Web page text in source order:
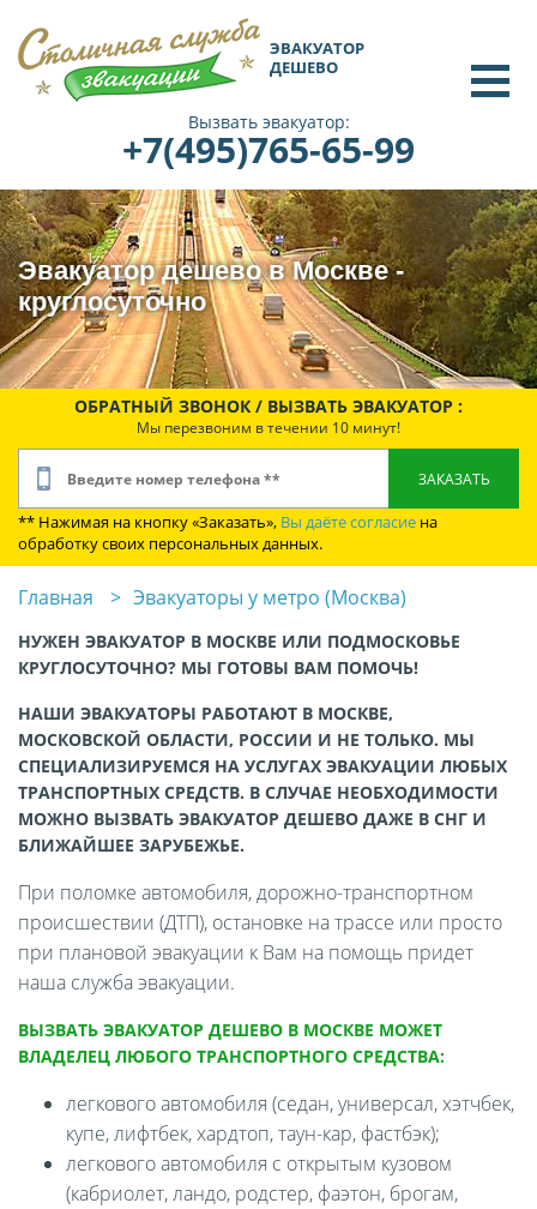
ЭВАКУАТОР
ДЕШЕВО
Вызвать эвакуатор:
+7(495)765-65-99
Эвакуатор дешево в Москве -
круглосуточно
ОБРАТНЫЙ ЗВОНОК / ВЫЗВАТЬ ЭВАКУАТОР :
Мы перезвоним в течении 10 минут!
** Нажимая на кнопку «Заказать», Вы даёте согласие на
обработку своих персональных данных.
Главная Эвакуаторы у метро (Москва)
НУЖЕН ЭВАКУАТОР В МОСКВЕ ИЛИ ПОДМОСКОВЬЕ
КРУГЛОСУТОЧНО? МЫ ГОТОВЫ ВАМ ПОМОЧЬ!
НАШИ ЭВАКУАТОРЫ РАБОТАЮТ В МОСКВЕ,
МОСКОВСКОЙ ОБЛАСТИ, РОССИИ И НЕ ТОЛЬКО. МЫ
СПЕЦИАЛИЗИРУЕМСЯ НА УСЛУГАХ ЭВАКУАЦИИ ЛЮБЫХ
ТРАНСПОРТНЫХ СРЕДСТВ. В СЛУЧАЕ НЕОБХОДИМОСТИ
МОЖНО ВЫЗВАТЬ ЭВАКУАТОР ДЕШЕВО ДАЖЕ В СНГ И
БЛИЖАЙШЕЕ ЗАРУБЕЖЬЕ.
При поломке автомобиля, дорожно-транспортном
происшествии (ДТП), остановке на трассе или просто
при плановой эвакуации к Вам на помощь придет
наша служба эвакуации.
ВЫЗВАТЬ ЭВАКУАТОР ДЕШЕВО В МОСКВЕ МОЖЕТ
ВЛАДЕЛЕЦ ЛЮБОГО ТРАНСПОРТНОГО СРЕДСТВА:
легкового автомобиля (седан, универсал, хэтчбек,
купе, лифтбек, хардтоп, таун-кар, фастбэк);
легкового автомобиля с открытым кузовом
(кабриолет, ландо, родстер, фаэтон, брогам,